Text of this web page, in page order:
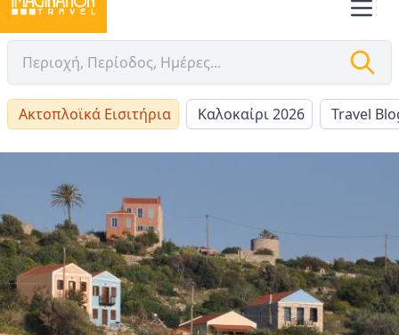
Ακτοπλοϊκά Εισιτήρια Καλοκαίρι 2026 Travel